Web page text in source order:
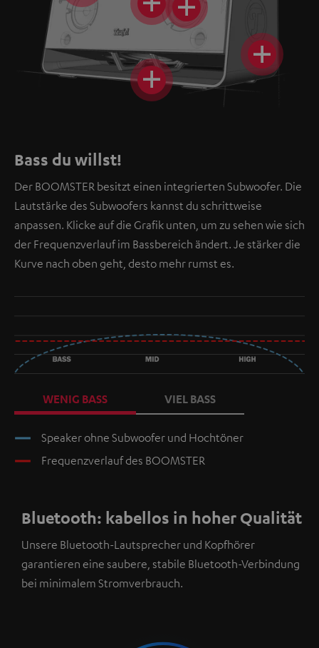
Bass du willst!
Der BOOMSTER besitzt einen integrierten Subwoofer. Die
Lautstärke des Subwoofers kannst du schrittweise
anpassen. Klicke auf die Grafik unten, um zu sehen wie sich
der Frequenzverlauf im Bassbereich ändert. Je stärker die
Kurve nach oben geht, desto mehr rumst es.
WENIG BASS VIEL BASS
Speaker ohne Subwoofer und Hochtöner
Frequenzverlauf des BOOMSTER
Bluetooth: kabellos in hoher Qualität
Unsere Bluetooth-Lautsprecher und Kopfhörer
garantieren eine saubere, stabile Bluetooth-Verbindung
bei minimalem Stromverbrauch.